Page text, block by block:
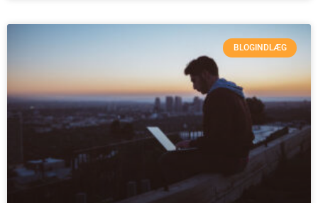
BLOGINDLÆG